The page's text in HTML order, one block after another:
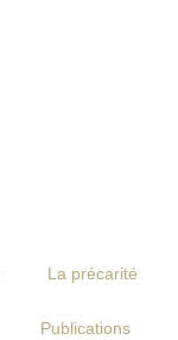
La précarité
Publications